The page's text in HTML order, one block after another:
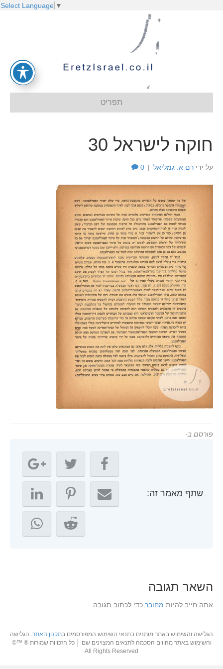
Select Language ▼
תפריט
חוקה לישראל 30
על ידי רם א. גמליאל |
0
פורסם ב-
שתף מאמר זה:
השאר תגובה
אתה חייב להיות מחובר כדי לכתוב תגובה.
הגלישה והשימוש באתר מותנים בתנאי השימוש המפורסמים בתקנון האתר. הגלישה
והשימוש באתר מהווים הסכמה לתנאים המצוינים שם │ כל הזכויות שמורות ® ™©
All Rights Reserved